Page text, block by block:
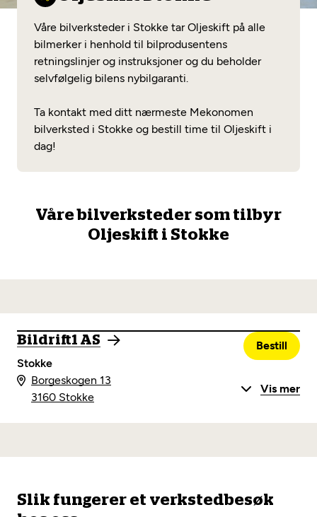
Se alle (52) tjenester her
Mekonomen Bilkonto
Mekonomen Fleet
Fritt verkstedvalg
Lønnsomt valg
Mobilitetsgaranti
Våre bilverksteder i Stokke tar Oljeskift på alle
bilmerker i henhold til bilprodusentens
retningslinjer og instruksjoner og du beholder
selvfølgelig bilens nybilgaranti.
Ta kontakt med ditt nærmeste Mekonomen
bilverksted i Stokke og bestill time til Oljeskift i
dag!
Våre bilverksteder som tilbyr
Oljeskift i Stokke
Bildrift1 AS
Stokke
Bestill
Borgeskogen 13
3160 Stokke
Vis mer
Slik fungerer et verkstedbesøk